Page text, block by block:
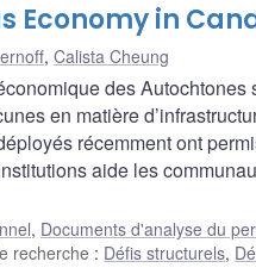
Economy in
, Calista Cheung
des Autochtones
en matière
récemment ont
aide les
, Documents d'analyse du
recherche : Défis structurels,